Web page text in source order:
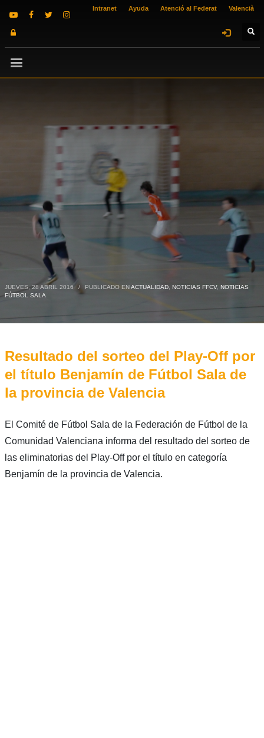
Intranet Ayuda Atenció al Federat Valencià
JUEVES, 28 ABRIL 2016 / PUBLICADO ENACTUALIDAD, NOTICIAS FFCV, NOTICIAS
FÚTBOL SALA
Resultado del sorteo del Play-Off por
el título Benjamín de Fútbol Sala de
la provincia de Valencia
El Comité de Fútbol Sala de la Federación de Fútbol de la
Comunidad Valenciana informa del resultado del sorteo de
las eliminatorias del Play-Off por el título en categoría
Benjamín de la provincia de Valencia.